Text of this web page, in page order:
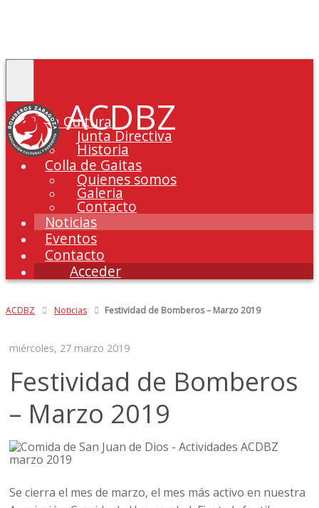
ACDBZ
La Cultural
Junta Directiva
Historia
Colla de Gaitas
Quienes somos
Galeria
Contacto
Noticias
Eventos
Contacto
Acceder
ACDBZ Noticias Festividad de Bomberos – Marzo 2019
miércoles, 27 marzo 2019
Festividad de Bomberos
– Marzo 2019
Se cierra el mes de marzo, el mes más activo en nuestra